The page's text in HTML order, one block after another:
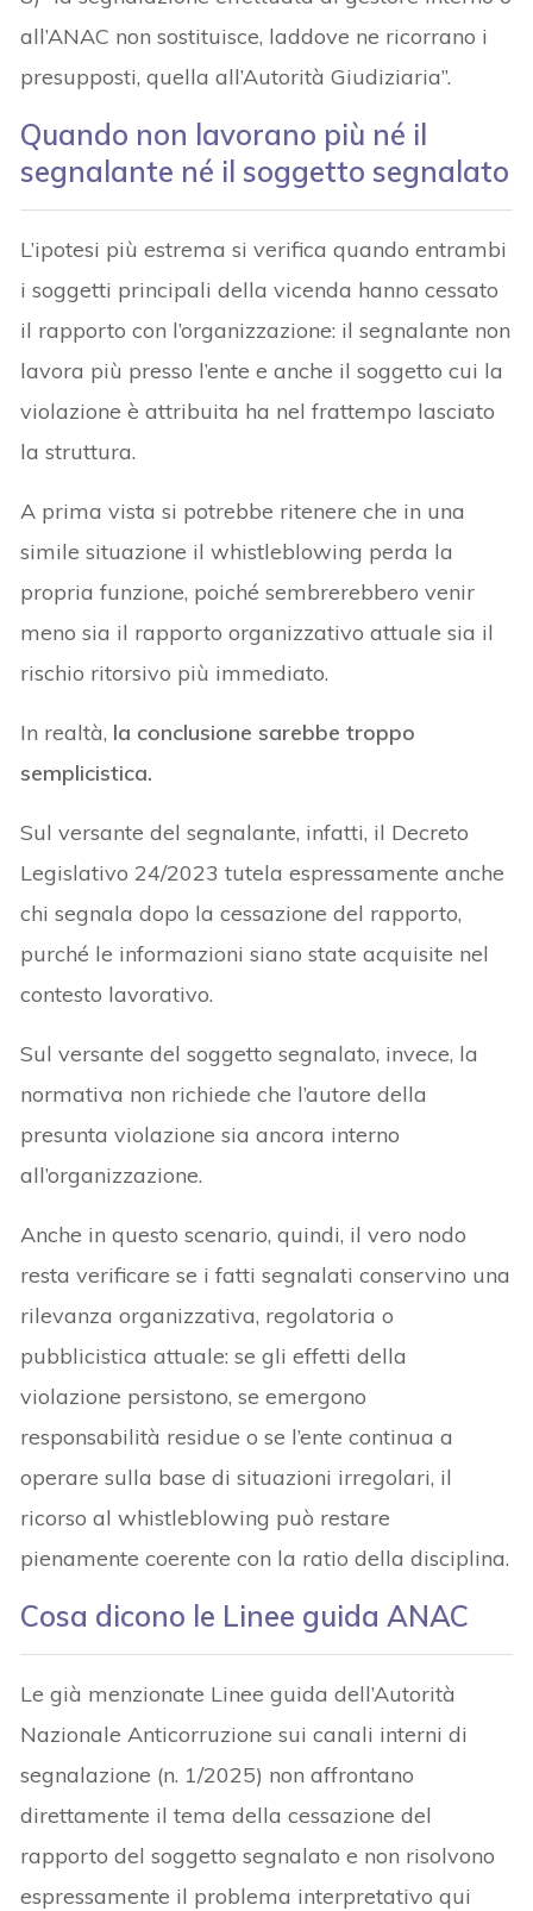
all’ANAC non sostituisce, laddove ne ricorrano i
presupposti, quella all’Autorità Giudiziaria”.
Quando non lavorano più né il
segnalante né il soggetto segnalato
L’ipotesi più estrema si verifica quando entrambi
i soggetti principali della vicenda hanno cessato
il rapporto con l’organizzazione: il segnalante non
lavora più presso l’ente e anche il soggetto cui la
violazione è attribuita ha nel frattempo lasciato
la struttura.
A prima vista si potrebbe ritenere che in una
simile situazione il whistleblowing perda la
propria funzione, poiché sembrerebbero venir
meno sia il rapporto organizzativo attuale sia il
rischio ritorsivo più immediato.
In realtà, la conclusione sarebbe troppo
semplicistica.
Sul versante del segnalante, infatti, il Decreto
Legislativo 24/2023 tutela espressamente anche
chi segnala dopo la cessazione del rapporto,
purché le informazioni siano state acquisite nel
contesto lavorativo.
Sul versante del soggetto segnalato, invece, la
normativa non richiede che l’autore della
presunta violazione sia ancora interno
all’organizzazione.
Anche in questo scenario, quindi, il vero nodo
resta verificare se i fatti segnalati conservino una
rilevanza organizzativa, regolatoria o
pubblicistica attuale: se gli effetti della
violazione persistono, se emergono
responsabilità residue o se l’ente continua a
operare sulla base di situazioni irregolari, il
ricorso al whistleblowing può restare
pienamente coerente con la ratio della disciplina.
Cosa dicono le Linee guida ANAC
Le già menzionate Linee guida dell’Autorità
Nazionale Anticorruzione sui canali interni di
segnalazione (n. 1/2025) non affrontano
direttamente il tema della cessazione del
rapporto del soggetto segnalato e non risolvono
espressamente il problema interpretativo qui